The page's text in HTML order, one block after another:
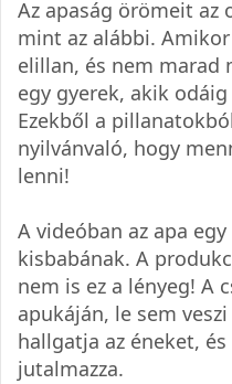
Az apaság örömeit
mint az alábbi.
elillan, és nem marad
egy gyerek, akik
Ezekből a
nyilvánvaló, hogy
lenni!
A videóban az apa
kisbabának. A
nem is ez a lényeg! A
apukáján, le sem
hallgatja az éneket,
jutalmazza.